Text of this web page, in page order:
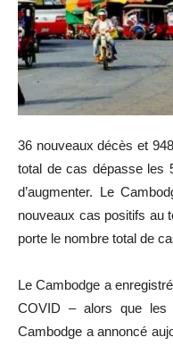
36 nouveaux décès et
total de cas dépasse les
d’augmenter. Le
nouveaux cas positifs au
porte le nombre total de
Le Cambodge a
COVID – alors que
Cambodge a annoncé